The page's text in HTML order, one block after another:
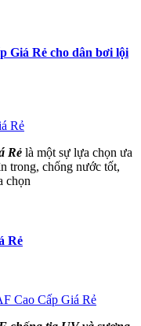
Giá Rẻ cho dân bơi lội
Rẻ là một sự lựa chọn ưa
trong, chống nước tốt,
chọn
Rẻ